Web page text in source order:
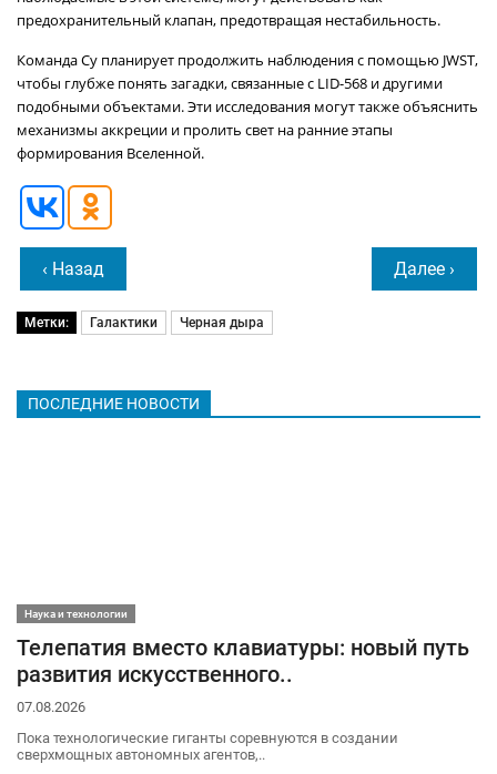
предохранительный клапан, предотвращая нестабильность.
Команда Су планирует продолжить наблюдения с помощью JWST,
чтобы глубже понять загадки, связанные с LID-568 и другими
подобными объектами. Эти исследования могут также объяснить
механизмы аккреции и пролить свет на ранние этапы
формирования Вселенной.
‹ Назад Далее ›
Метки: Галактики Черная дыра
ПОСЛЕДНИЕ НОВОСТИ
Наука и технологии
Телепатия вместо клавиатуры: новый путь
развития искусственного..
07.08.2026
Пока технологические гиганты соревнуются в создании
сверхмощных автономных агентов,..